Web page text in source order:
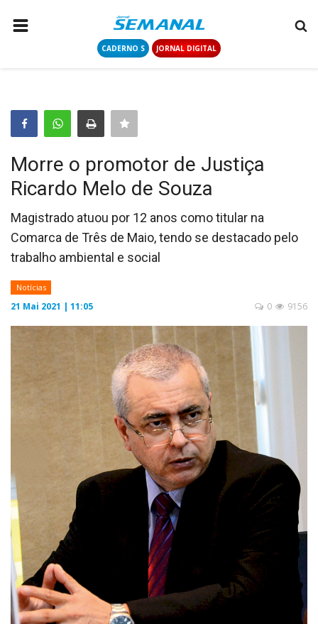
CADERNO S JORNAL DIGITAL
COLUNISTAS
CONTATO
LOGIN
CADASTRAR
CADERNO S
JORNAL DIGITAL
Morre o promotor de Justiça
Ricardo Melo de Souza
Magistrado atuou por 12 anos como titular na
Comarca de Três de Maio, tendo se destacado pelo
trabalho ambiental e social
Notícias
21 Mai 2021 | 11:05 9156
0